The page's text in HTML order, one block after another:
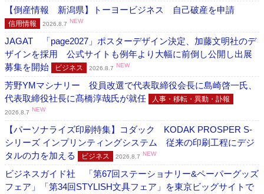
【倒産情報 新潟県】トーヨービジネス 自己破産を申請
信用情報 2026.8.7 NEW
JAGAT 「page2027」ポスターデザイン決定、加藤文明社のデ
ザインを採用 公式サイトも例年より大幅に前倒し公開し出展
募集を開始
ビジネス 2026.8.7 NEW
芳野YMマシナリー 役員改選で代表取締役会長に島崎啓一氏、
代表取締役社長に髙橋淳哉氏が就任
人事・移転・異動・訃報
2026.8.7 NEW
【パーソナライズ印刷特集】コダック KODAK PROSPER S-
シリーズ インプリンティングシステム 従来の印刷工程にデジ
タルの力を加える
ビジネス 2026.8.7 NEW
ビジネスガイド社 「第67回ステーショナリー&ペーパーグッズ
フェア」「第34回STYLISH文具フェア」を東京ビッグサイトで